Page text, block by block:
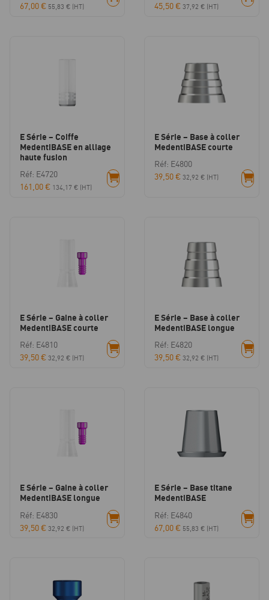
67,00€ 55,83 € (HT)
45,50€ 37,92 € (HT)
E Série – Coiffe
MedentiBASE en alliage
haute fusion
Réf: E4720
161,00€ 134,17 € (HT)
E Série – Base à coller
MedentiBASE courte
Réf: E4800
39,50€ 32,92 € (HT)
E Série – Gaine à coller
MedentiBASE courte
Réf: E4810
39,50€ 32,92 € (HT)
E Série – Base à coller
MedentiBASE longue
Réf: E4820
39,50€ 32,92 € (HT)
E Série – Gaine à coller
MedentiBASE longue
Réf: E4830
39,50€ 32,92 € (HT)
E Série – Base titane
MedentiBASE
Réf: E4840
67,00€ 55,83 € (HT)